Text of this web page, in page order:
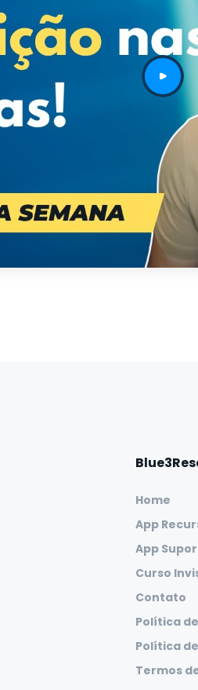
Home
App
App
Curso
Contato
Política
Política
Termos